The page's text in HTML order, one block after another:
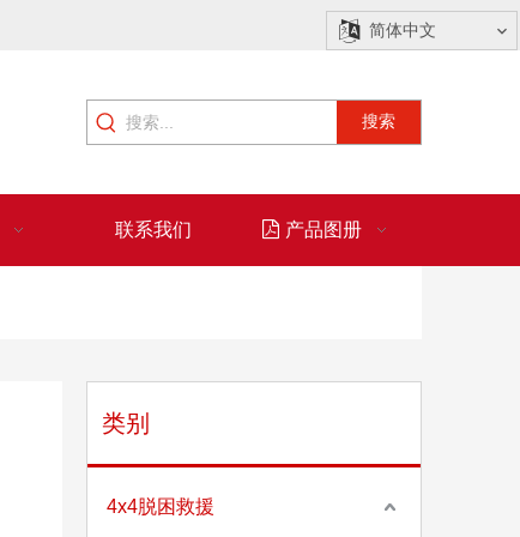
简体中文
搜索
联系我们 产品图册
类别
4x4脱困救援
锻造滑轮和冲压滑轮的区别